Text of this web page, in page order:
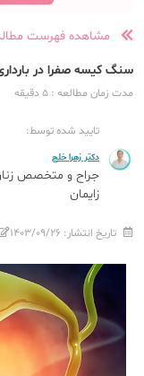
مشاهده فهرست
سنگ کیسه صفرا در
مدت زمان مطالعه : 5 دقیقه
تایید شده توسط:
دکتر زهرا خلج
جراح و متخصص
زایمان
تاریخ انتشار: ۱۴۰۳/۰۹/۲۶